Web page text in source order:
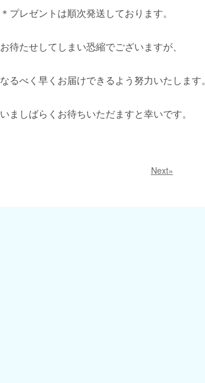
＊プレゼントは順次発送しております。
お待たせしてしまい恐縮でございますが、
なるべく早くお届けできるよう努力いたします。
いましばらくお待ちいただますと幸いです。
Next»